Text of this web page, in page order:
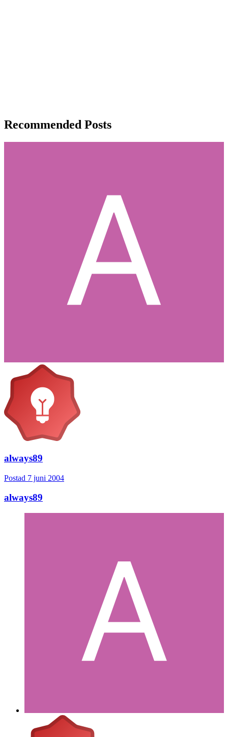
Recommended Posts
always89
Postad 7 juni 2004
always89